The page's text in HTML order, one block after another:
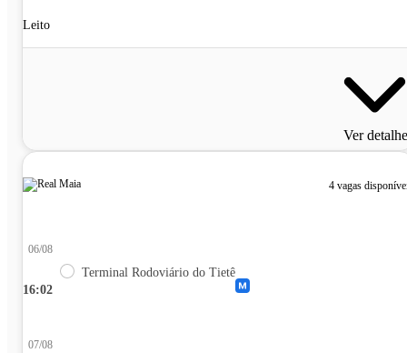
Leito
Ver
4 vagas
16:02
06/08
Terminal Rodoviário do Tietê
07/08